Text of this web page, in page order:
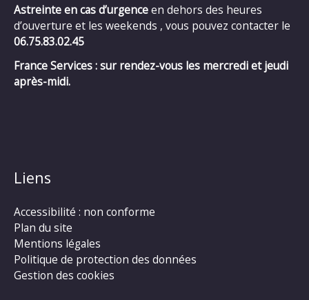
Astreinte en cas d’urgenceen dehors des heures
d’ouverture et les weekends , vous pouvez contacter le
06.75.83.02.45
France Services : sur rendez-vous les mercredi et jeudi
après-midi.
Liens
Accessibilité : non conforme
Plan du site
Mentions légales
Politique de protection des données
Gestion des cookies